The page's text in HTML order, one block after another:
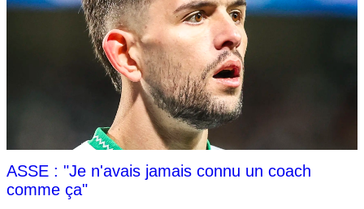
ASSE : "Je n'avais jamais connu un coach
comme ça"